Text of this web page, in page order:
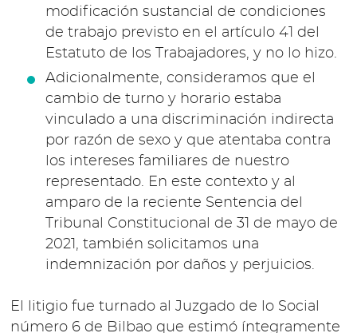
modificación sustancial de condiciones
de trabajo previsto en el artículo 41 del
Estatuto de los Trabajadores, y no lo hizo.
Adicionalmente, consideramos que el
cambio de turno y horario estaba
vinculado a una discriminación indirecta
por razón de sexo y que atentaba contra
los intereses familiares de nuestro
representado. En este contexto y al
amparo de la reciente Sentencia del
Tribunal Constitucional de 31 de mayo de
2021, también solicitamos una
indemnización por daños y perjuicios.
El litigio fue turnado al Juzgado de lo Social
número 6 de Bilbao que estimó íntegramente